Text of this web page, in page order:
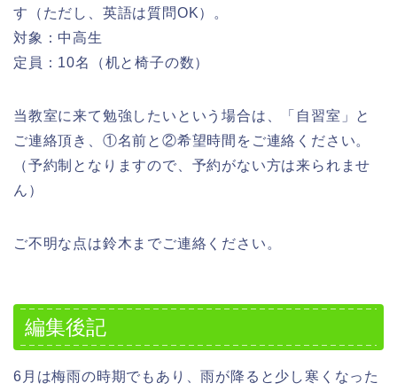
す（ただし、英語は質問OK）。
対象：中高生
定員：10名（机と椅子の数）
当教室に来て勉強したいという場合は、「自習室」と
ご連絡頂き、①名前と②希望時間をご連絡ください。
（予約制となりますので、予約がない方は来られませ
ん）
ご不明な点は鈴木までご連絡ください。
編集後記
6月は梅雨の時期でもあり、雨が降ると少し寒くなった